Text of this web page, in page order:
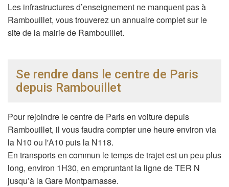
Les infrastructures d’enseignement ne manquent pas à
Rambouillet, vous trouverez un annuaire complet sur le
site de la mairie de Rambouillet.
Se rendre dans le centre de Paris
depuis Rambouillet
Pour rejoindre le centre de Paris en voiture depuis
Rambouillet, il vous faudra compter une heure environ via
la N10 ou l'A10 puis la N118.
En transports en commun le temps de trajet est un peu plus
long, environ 1H30, en empruntant la ligne de TER N
jusqu’à la Gare Montparnasse.